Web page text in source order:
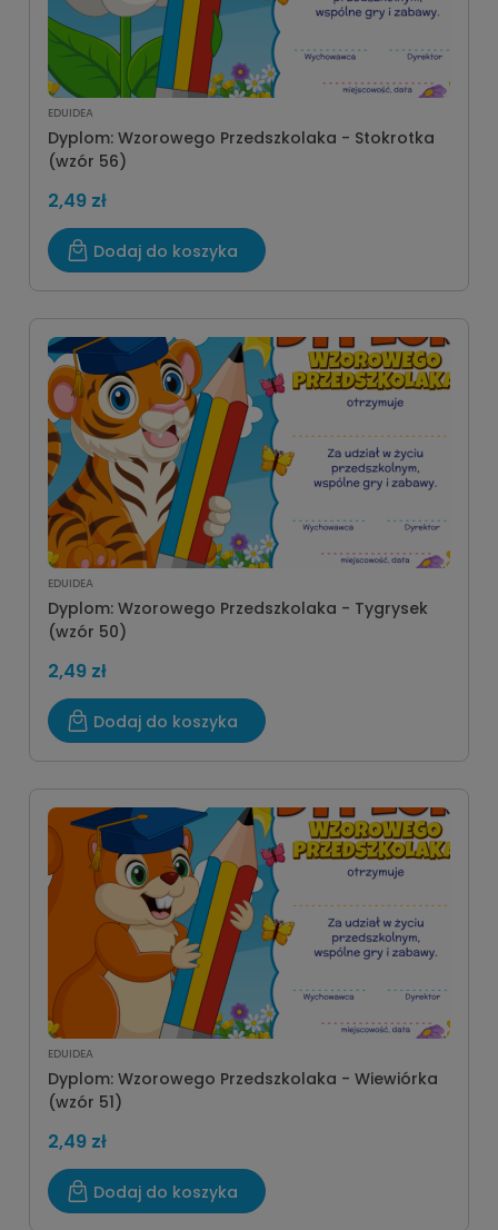
EDUIDEA
Dyplom: Wzorowego Przedszkolaka - Stokrotka
(wzór 56)
2,49 zł
Dodaj do koszyka
EDUIDEA
Dyplom: Wzorowego Przedszkolaka - Tygrysek
(wzór 50)
2,49 zł
Dodaj do koszyka
EDUIDEA
Dyplom: Wzorowego Przedszkolaka - Wiewiórka
(wzór 51)
2,49 zł
Dodaj do koszyka